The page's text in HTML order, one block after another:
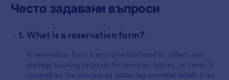
Често задавани въпроси
- 1. What is a reservation form?
A reservation form is an online tool used to collect and
manage booking requests for services, spaces, or items. It
streamlines the process by gathering essential details from